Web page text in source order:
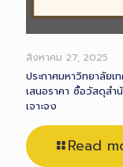
สิงหาคม 27, 2025
ประกาศมหาวิทยาลัยเ
เสนอราคา ซื้อวัสดุสำ
เจาะจง
Read